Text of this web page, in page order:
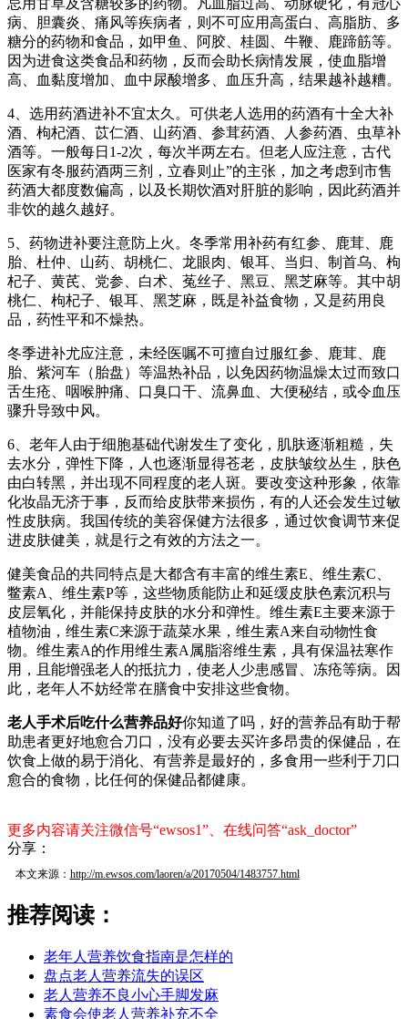
忌用甘草及含糖较多的药物。凡血脂过高、动脉硬化，有冠心
病、胆囊炎、痛风等疾病者，则不可应用高蛋白、高脂肪、多
糖分的药物和食品，如甲鱼、阿胶、桂圆、牛鞭、鹿蹄筋等。
因为进食这类食品和药物，反而会助长病情发展，使血脂增
高、血黏度增加、血中尿酸增多、血压升高，结果越补越糟。
4、选用药酒进补不宜太久。可供老人选用的药酒有十全大补
酒、枸杞酒、苡仁酒、山药酒、参茸药酒、人参药酒、虫草补
酒等。一般每日1-2次，每次半两左右。但老人应注意，古代
医家有冬服药酒两三剂，立春则止”的主张，加之考虑到市售
药酒大都度数偏高，以及长期饮酒对肝脏的影响，因此药酒并
非饮的越久越好。
5、药物进补要注意防上火。冬季常用补药有红参、鹿茸、鹿
胎、杜仲、山药、胡桃仁、龙眼肉、银耳、当归、制首乌、枸
杞子、黄芪、党参、白术、菟丝子、黑豆、黑芝麻等。其中胡
桃仁、枸杞子、银耳、黑芝麻，既是补益食物，又是药用良
品，药性平和不燥热。
冬季进补尤应注意，未经医嘱不可擅自过服红参、鹿茸、鹿
胎、紫河车（胎盘）等温热补品，以免因药物温燥太过而致口
舌生疮、咽喉肿痛、口臭口干、流鼻血、大便秘结，或令血压
骤升导致中风。
6、老年人由于细胞基础代谢发生了变化，肌肤逐渐粗糙，失
去水分，弹性下降，人也逐渐显得苍老，皮肤皱纹丛生，肤色
由白转黑，并出现不同程度的老人斑。要改变这种形象，依靠
化妆晶无济于事，反而给皮肤带来损伤，有的人还会发生过敏
性皮肤病。我国传统的美容保健方法很多，通过饮食调节来促
进皮肤健美，就是行之有效的方法之一。
健美食品的共同特点是大都含有丰富的维生素E、维生素C、
鳖素A、维生素P等，这些物质能防止和延缓皮肤色素沉积与
皮层氧化，并能保持皮肤的水分和弹性。维生素E主要来源于
植物油，维生素C来源于蔬菜水果，维生素A来自动物性食
物。维生素A的作用维生素A属脂溶维生素，具有保温祛寒作
用，且能增强老人的抵抗力，使老人少患感冒、冻疮等病。因
此，老年人不妨经常在膳食中安排这些食物。
老人手术后吃什么营养品好你知道了吗，好的营养品有助于帮
助患者更好地愈合刀口，没有必要去买许多昂贵的保健品，在
饮食上做的易于消化、有营养是最好的，多食用一些利于刀口
愈合的食物，比任何的保健品都健康。
更多内容请关注微信号“ewsos1”、在线问答“ask_doctor”
分享：
本文来源： http://m.ewsos.com/laoren/a/20170504/1483757.html
推荐阅读：
老年人营养饮食指南是怎样的
盘点老人营养流失的误区
老人营养不良小心手脚发麻
素食会使老人营养补充不全